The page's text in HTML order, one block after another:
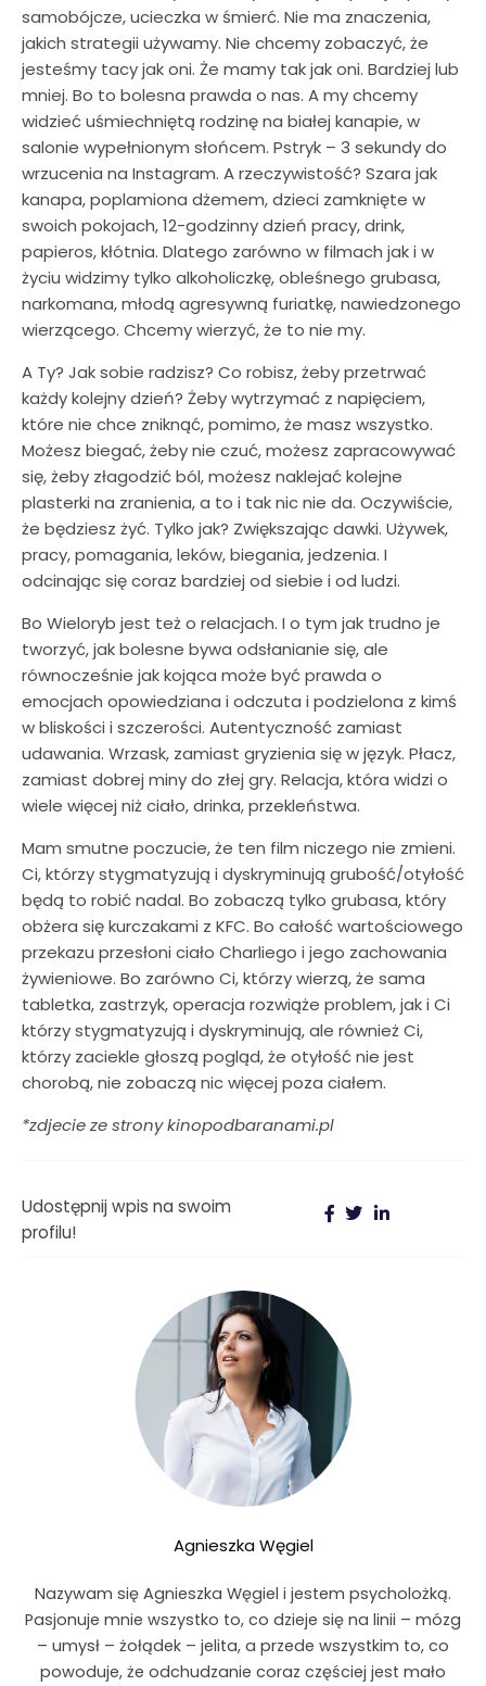
samobójcze, ucieczka w śmierć. Nie ma znaczenia,
jakich strategii używamy. Nie chcemy zobaczyć, że
jesteśmy tacy jak oni. Że mamy tak jak oni. Bardziej lub
mniej. Bo to bolesna prawda o nas. A my chcemy
widzieć uśmiechniętą rodzinę na białej kanapie, w
salonie wypełnionym słońcem. Pstryk – 3 sekundy do
wrzucenia na Instagram. A rzeczywistość? Szara jak
kanapa, poplamiona dżemem, dzieci zamknięte w
swoich pokojach, 12-godzinny dzień pracy, drink,
papieros, kłótnia. Dlatego zarówno w filmach jak i w
życiu widzimy tylko alkoholiczkę, obleśnego grubasa,
narkomana, młodą agresywną furiatkę, nawiedzonego
wierzącego. Chcemy wierzyć, że to nie my.
A Ty? Jak sobie radzisz? Co robisz, żeby przetrwać
każdy kolejny dzień? Żeby wytrzymać z napięciem,
które nie chce zniknąć, pomimo, że masz wszystko.
Możesz biegać, żeby nie czuć, możesz zapracowywać
się, żeby złagodzić ból, możesz naklejać kolejne
plasterki na zranienia, a to i tak nic nie da. Oczywiście,
że będziesz żyć. Tylko jak? Zwiększając dawki. Używek,
pracy, pomagania, leków, biegania, jedzenia. I
odcinając się coraz bardziej od siebie i od ludzi.
Bo Wieloryb jest też o relacjach. I o tym jak trudno je
tworzyć, jak bolesne bywa odsłanianie się, ale
równocześnie jak kojąca może być prawda o
emocjach opowiedziana i odczuta i podzielona z kimś
w bliskości i szczerości. Autentyczność zamiast
udawania. Wrzask, zamiast gryzienia się w język. Płacz,
zamiast dobrej miny do złej gry. Relacja, która widzi o
wiele więcej niż ciało, drinka, przekleństwa.
Mam smutne poczucie, że ten film niczego nie zmieni.
Ci, którzy stygmatyzują i dyskryminują grubość/otyłość
będą to robić nadal. Bo zobaczą tylko grubasa, który
obżera się kurczakami z KFC. Bo całość wartościowego
przekazu przesłoni ciało Charliego i jego zachowania
żywieniowe. Bo zarówno Ci, którzy wierzą, że sama
tabletka, zastrzyk, operacja rozwiąże problem, jak i Ci
którzy stygmatyzują i dyskryminują, ale również Ci,
którzy zaciekle głoszą pogląd, że otyłość nie jest
chorobą, nie zobaczą nic więcej poza ciałem.
*zdjecie ze strony kinopodbaranami.pl
Udostępnij wpis na swoim
profilu!
Agnieszka Węgiel
Nazywam się Agnieszka Węgiel i jestem psycholożką.
Pasjonuje mnie wszystko to, co dzieje się na linii – mózg
– umysł – żołądek – jelita, a przede wszystkim to, co
powoduje, że odchudzanie coraz częściej jest mało